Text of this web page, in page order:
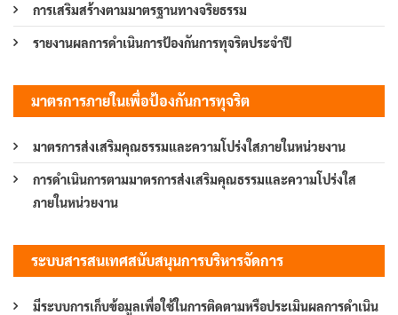
การเสริมสร้างตามมาตรฐานทางจริยธรรม
รายงานผลการดำเนินการป้องกันการทุจริตประจำปี
มาตรการภายในเพื่อป้องกันการทุจริต
มาตรการส่งเสริมคุณธรรมและความโปร่งใสภายในหน่วยงาน
การดำเนินการตามมาตรการส่งเสริมคุณธรรมและความโปร่งใส
ภายในหน่วยงาน
ระบบสารสนเทศสนับสนุนการบริหารจัดการ
มีระบบการเก็บข้อมูลเพื่อใช้ในการติดตามหรือประเมินผลการดำเนิน